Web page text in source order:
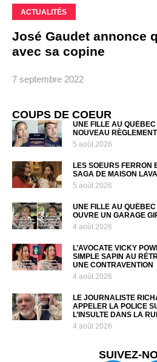
ACTUALITÉS
José Gaudet annonce
avec sa copine
7 septembre 2022
COUPS DE COEUR
UNE FILLE AU QUÉBEC
NOUVEAU
5 août 2026
LES SOEURS FERRON
SAGA DE MAISON
5 août 2026
UNE FILLE AU QUÉBEC
OUVRE UN GARAGE
4 août 2026
L’AVOCATE VICKY
SIMPLE SAPIN AU
UNE CONTRAVENTION
4 août 2026
LE JOURNALISTE
APPELER LA POLICE
L’INSULTE DANS LA
4 août 2026
SUIVEZ-